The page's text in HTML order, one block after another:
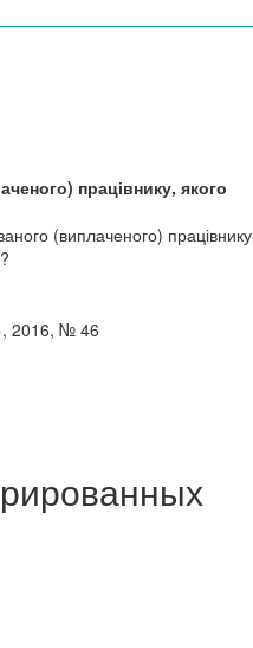
працівнику, якого
(виплаченого)
2016, № 46